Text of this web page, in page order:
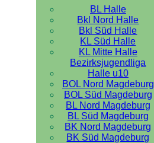
BL Halle
Bkl Nord Halle
Bkl Süd Halle
KL Süd Halle
KL Mitte Halle
Bezirksjugendliga
Halle u10
BOL Nord Magdeburg
BOL Süd Magdeburg
BL Nord Magdeburg
BL Süd Magdeburg
BK Nord Magdeburg
BK Süd Magdeburg